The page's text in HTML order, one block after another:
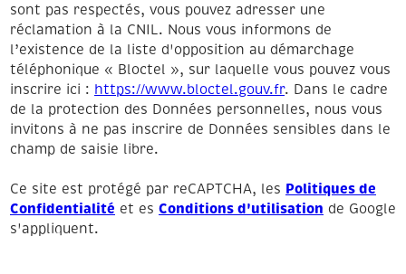
sont pas respectés, vous pouvez adresser une
réclamation à la CNIL. Nous vous informons de
l’existence de la liste d'opposition au démarchage
téléphonique « Bloctel », sur laquelle vous pouvez vous
inscrire ici : https://www.bloctel.gouv.fr. Dans le cadre
de la protection des Données personnelles, nous vous
invitons à ne pas inscrire de Données sensibles dans le
champ de saisie libre.
Ce site est protégé par reCAPTCHA, les Politiques de
Confidentialité et es Conditions d'utilisation de Google
s'appliquent.